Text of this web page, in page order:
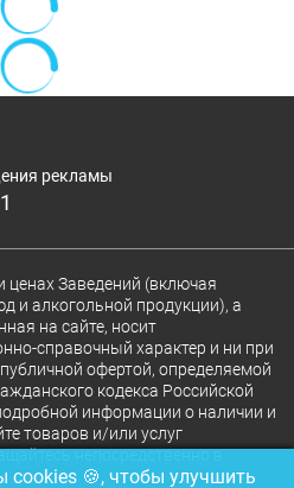
рекламы
Заведений (включая
и алкогольной продукции), а
на сайте, носит
справочный характер и ни при
офертой, определяемой
кодекса Российской
информации о наличии и
товаров и/или услуг
непосредственно в
🍪, чтобы улучшить